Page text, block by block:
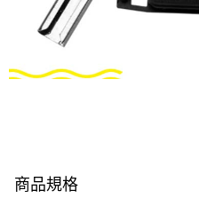
商品規格